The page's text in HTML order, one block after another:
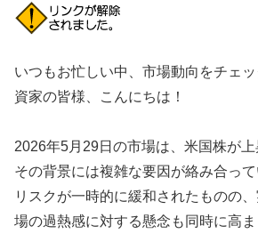
いつもお忙しい中、市場動向をチェ
資家の皆様、こんにちは！
2026年5月29日の市場は、米国株が上
その背景には複雑な要因が絡み合っ
リスクが一時的に緩和されたものの
場の過熱感に対する懸念も同時に高